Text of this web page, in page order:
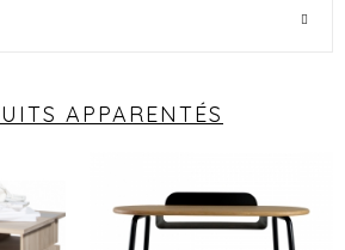
APPARENTÉS